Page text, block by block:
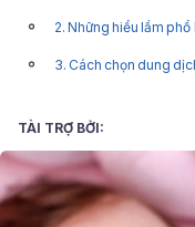
2. Những hiểu lầm
3. Cách chọn dung
TÀI TRỢ BỞI: